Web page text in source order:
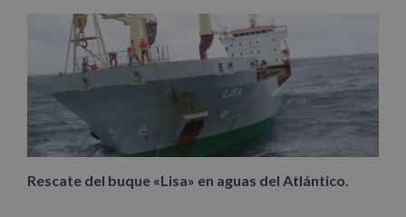
Rescate del buque «Lisa» en aguas del Atlántico.